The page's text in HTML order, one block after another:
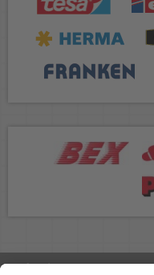
Rufen Sie uns an 04298 401-0